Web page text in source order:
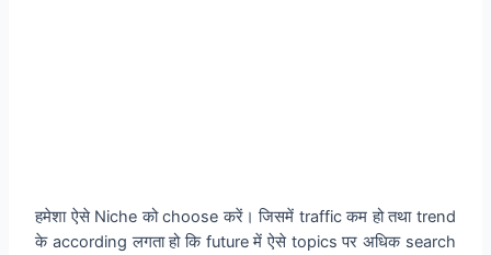
हमेशा ऐसे Niche को choose करें। जिसमें traffic कम हो तथा trend
के according लगता हो कि future में ऐसे topics पर अधिक search